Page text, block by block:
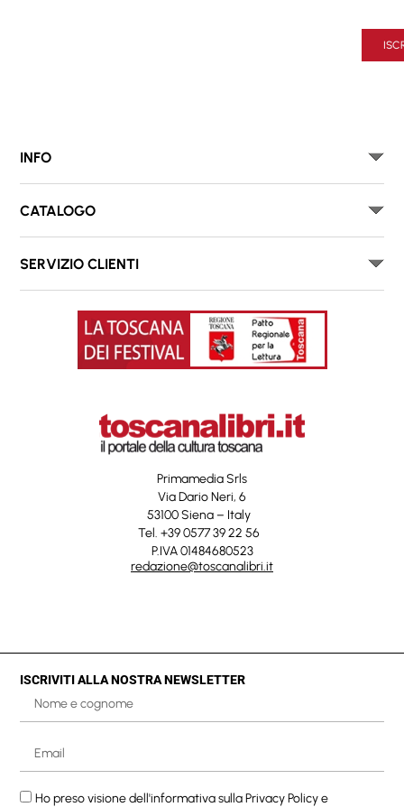
INFO
CATALOGO
SERVIZIO CLIENTI
Primamedia Srls
Via Dario Neri, 6
53100 Siena – Italy
Tel. +39 0577 39 22 56
P.IVA 01484680523
redazione@toscanalibri.it
ISCRIVITI ALLA NOSTRA NEWSLETTER
Ho preso visione dell'informativa sullaPrivacy Policye